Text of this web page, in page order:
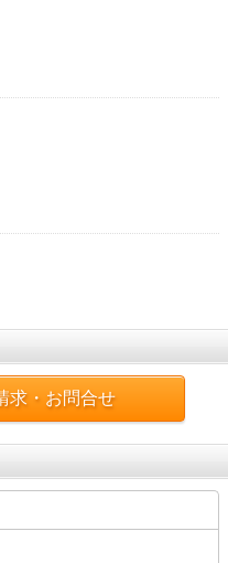
求・お問合せ